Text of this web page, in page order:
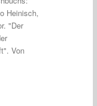
Heinisch,
"Der
Von